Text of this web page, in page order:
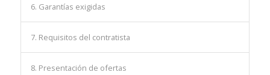
6. Garantías exigidas
7. Requisitos del contratista
8. Presentación de ofertas